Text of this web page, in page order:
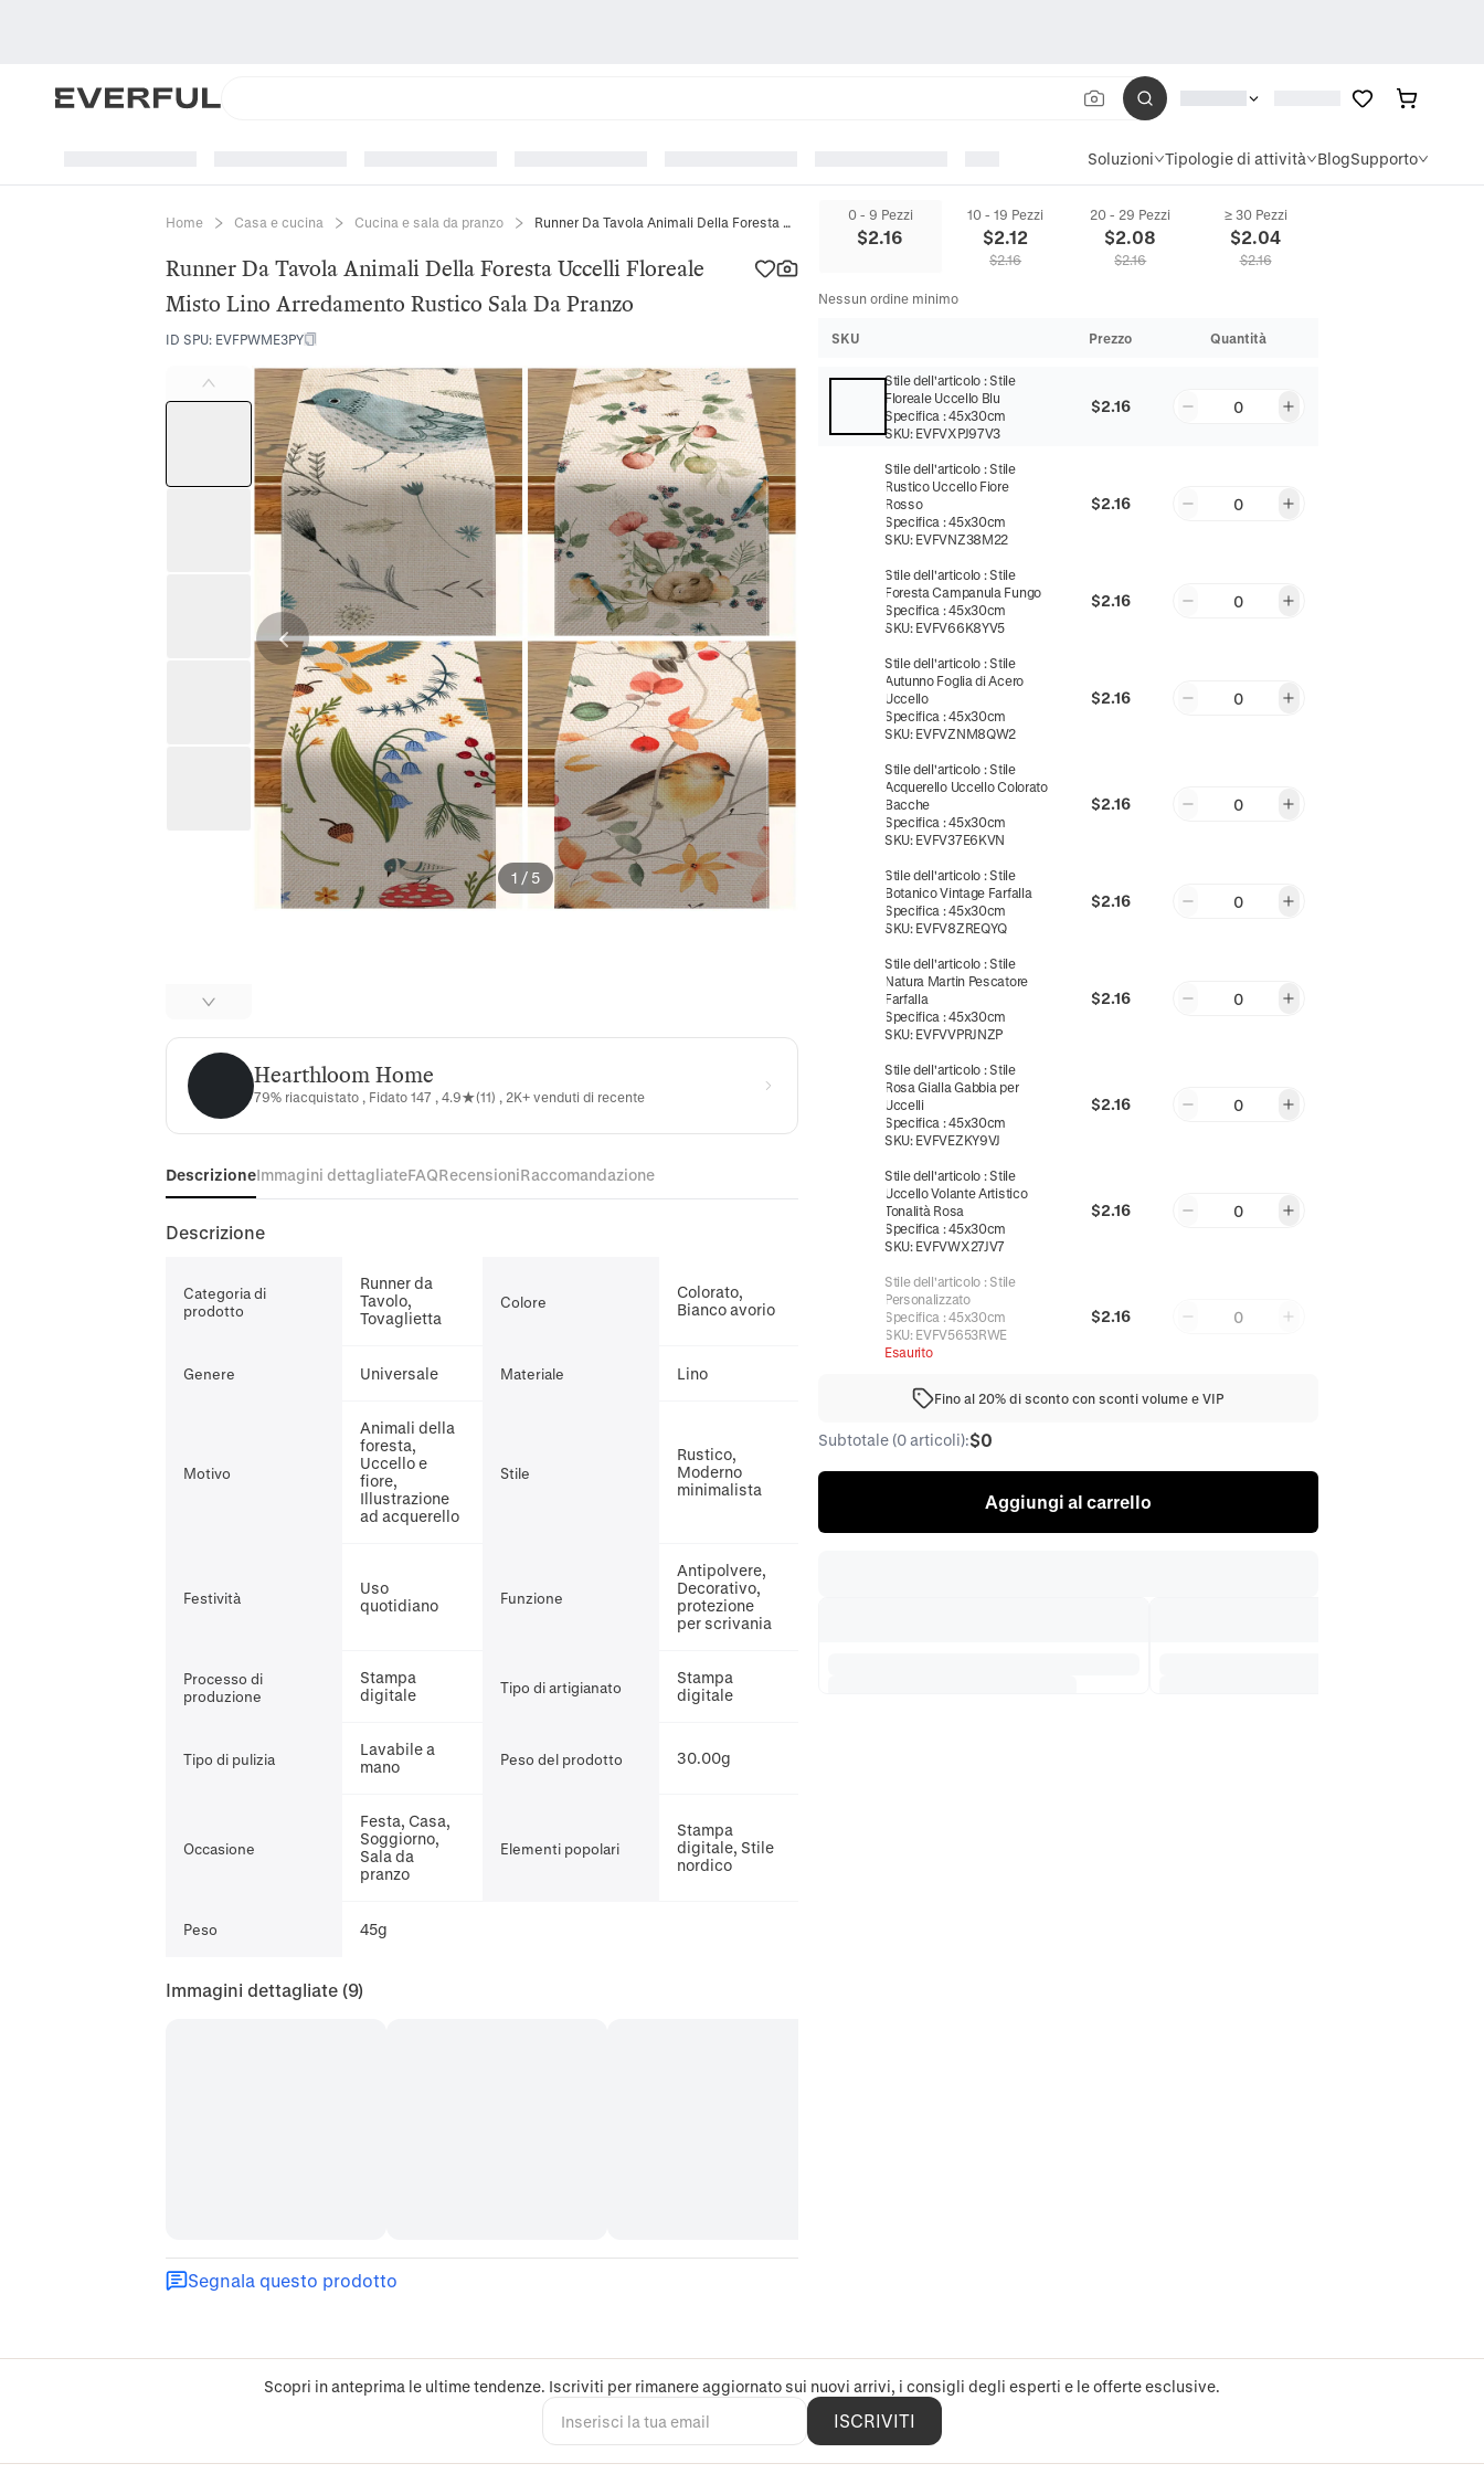
Soluzioni Tipologie di attività BlogSupporto
Home Casa e cucina Cucina e sala da pranzo Runner Da Tavola Animali Della Foresta Uccelli Floreale Misto Lino Arredamento Rustico Sala Da Pranzo
Runner Da Tavola Animali Della Foresta Uccelli Floreale
Misto Lino Arredamento Rustico Sala Da Pranzo
ID SPU: EVFPWME3PY
1 / 5
Hearthloom Home
Hearthloom Home
79% riacquistato , Fidato 147 , 4.9★(11) , 2K+ venduti di recente
DescrizioneImmagini dettagliateFAQRecensioniRaccomandazione
Descrizione
Categoria di
prodotto
Runner da
Tavolo,
Tovaglietta
Colore
Colorato,
Bianco avorio
Genere Universale Materiale Lino
Motivo
Animali della
foresta,
Uccello e
fiore,
Illustrazione
ad acquerello
Stile
Rustico,
Moderno
minimalista
Festività
Uso
quotidiano
Funzione
Antipolvere,
Decorativo,
protezione
per scrivania
Processo di
produzione
Stampa
digitale
Tipo di artigianato
Stampa
digitale
Tipo di pulizia
Lavabile a
mano
Peso del prodotto 30.00g
Occasione
Festa, Casa,
Soggiorno,
Sala da
pranzo
Elementi popolari
Stampa
digitale, Stile
nordico
Peso 45g
Immagini dettagliate (9)
Segnala questo prodotto
0 - 9 Pezzi
$2.16
10 - 19 Pezzi
$2.12
$2.16
20 - 29 Pezzi
$2.08
$2.16
≥ 30 Pezzi
$2.04
$2.16
Nessun ordine minimo
SKU Prezzo Quantità
Stile dell'articolo :Stile
Floreale Uccello Blu
Specifica :45x30cm
SKU: EVFVXPJ97V3
$2.16 0
Stile dell'articolo :Stile
Rustico Uccello Fiore
Rosso
Specifica :45x30cm
SKU: EVFVNZ38M22
$2.16 0
Stile dell'articolo :Stile
Foresta Campanula Fungo
Specifica :45x30cm
SKU: EVFV66K8YV5
$2.16 0
Stile dell'articolo :Stile
Autunno Foglia di Acero
Uccello
Specifica :45x30cm
SKU: EVFVZNM8QW2
$2.16 0
Stile dell'articolo :Stile
Acquerello Uccello Colorato
Bacche
Specifica :45x30cm
SKU: EVFV37E6KVN
$2.16 0
Stile dell'articolo :Stile
Botanico Vintage Farfalla
Specifica :45x30cm
SKU: EVFV8ZREQYQ
$2.16 0
Stile dell'articolo :Stile
Natura Martin Pescatore
Farfalla
Specifica :45x30cm
SKU: EVFVVPRJNZP
$2.16 0
Stile dell'articolo :Stile
Rosa Gialla Gabbia per
Uccelli
Specifica :45x30cm
SKU: EVFVEZKY9VJ
$2.16 0
Stile dell'articolo :Stile
Uccello Volante Artistico
Tonalità Rosa
Specifica :45x30cm
SKU: EVFVWX27JV7
$2.16 0
Stile dell'articolo : Stile
Personalizzato
Specifica :45x30cm
SKU: EVFV5653RWE
Esaurito
$2.16 0
Fino al 20% di sconto con sconti volume e VIP
Subtotale (0 articoli):$0
Aggiungi al carrello
Scopri in anteprima le ultime tendenze. Iscriviti per rimanere aggiornato sui nuovi arrivi, i consigli degli esperti e le offerte esclusive.
ISCRIVITI